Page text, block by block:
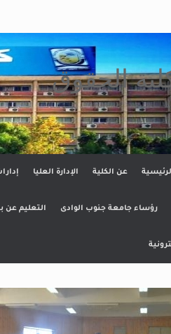
الحقوق
عن الكلية الإدارة العليا
رؤساء جامعة جنوب الوادى التعليم عن